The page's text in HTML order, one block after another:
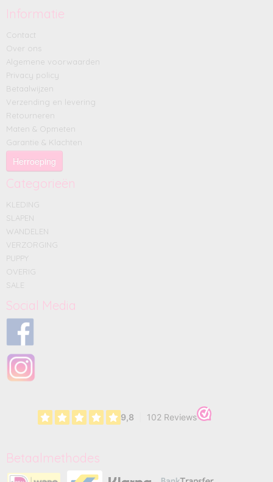
Informatie
Contact
Over ons
Algemene voorwaarden
Privacy policy
Betaalwijzen
Verzending en levering
Retourneren
Maten & Opmeten
Garantie & Klachten
Herroeping
Categorieën
KLEDING
SLAPEN
WANDELEN
VERZORGING
PUPPY
OVERIG
SALE
Social Media
Betaalmethodes